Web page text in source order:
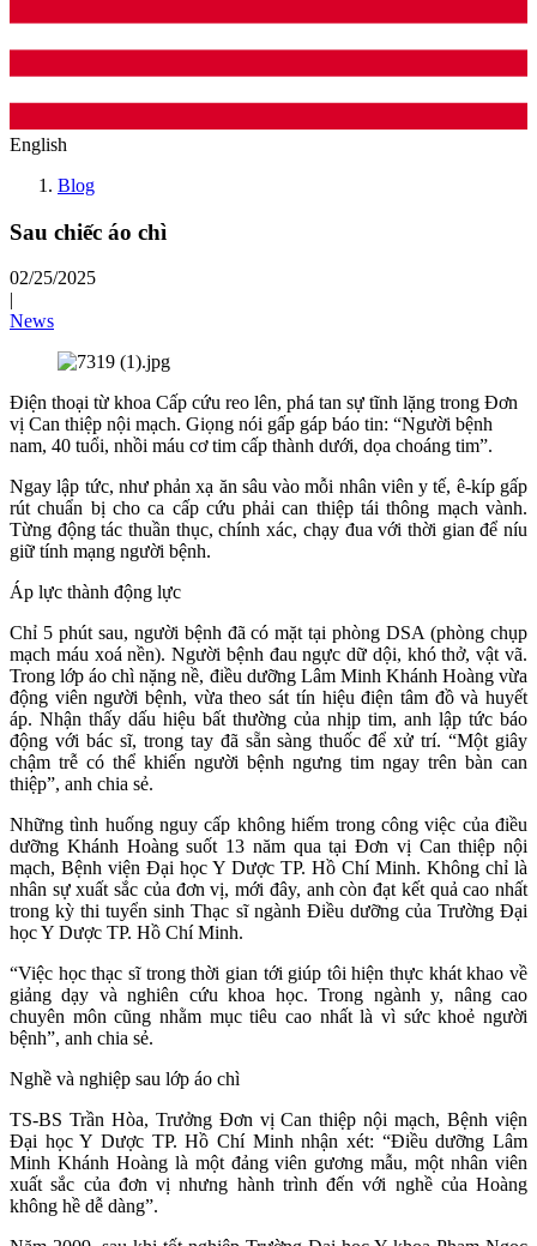
English
Blog
Sau chiếc áo chì
02/25/2025
|
News
Điện thoại từ khoa Cấp cứu reo lên, phá tan sự tĩnh lặng trong Đơn
vị Can thiệp nội mạch. Giọng nói gấp gáp báo tin: “Người bệnh
nam, 40 tuổi, nhồi máu cơ tim cấp thành dưới, dọa choáng tim”.
Ngay lập tức, như phản xạ ăn sâu vào mỗi nhân viên y tế, ê-kíp gấp
rút chuẩn bị cho ca cấp cứu phải can thiệp tái thông mạch vành.
Từng động tác thuần thục, chính xác, chạy đua với thời gian để níu
giữ tính mạng người bệnh.
Áp lực thành động lực
Chỉ 5 phút sau, người bệnh đã có mặt tại phòng DSA (phòng chụp
mạch máu xoá nền). Người bệnh đau ngực dữ dội, khó thở, vật vã.
Trong lớp áo chì nặng nề, điều dưỡng Lâm Minh Khánh Hoàng vừa
động viên người bệnh, vừa theo sát tín hiệu điện tâm đồ và huyết
áp. Nhận thấy dấu hiệu bất thường của nhịp tim, anh lập tức báo
động với bác sĩ, trong tay đã sẵn sàng thuốc để xử trí. “Một giây
chậm trễ có thể khiến người bệnh ngưng tim ngay trên bàn can
thiệp”, anh chia sẻ.
Những tình huống nguy cấp không hiếm trong công việc của điều
dưỡng Khánh Hoàng suốt 13 năm qua tại Đơn vị Can thiệp nội
mạch, Bệnh viện Đại học Y Dược TP. Hồ Chí Minh. Không chỉ là
nhân sự xuất sắc của đơn vị, mới đây, anh còn đạt kết quả cao nhất
trong kỳ thi tuyển sinh Thạc sĩ ngành Điều dưỡng của Trường Đại
học Y Dược TP. Hồ Chí Minh.
“Việc học thạc sĩ trong thời gian tới giúp tôi hiện thực khát khao về
giảng dạy và nghiên cứu khoa học. Trong ngành y, nâng cao
chuyên môn cũng nhằm mục tiêu cao nhất là vì sức khoẻ người
bệnh”, anh chia sẻ.
Nghề và nghiệp sau lớp áo chì
TS-BS Trần Hòa, Trưởng Đơn vị Can thiệp nội mạch, Bệnh viện
Đại học Y Dược TP. Hồ Chí Minh nhận xét: “Điều dưỡng Lâm
Minh Khánh Hoàng là một đảng viên gương mẫu, một nhân viên
xuất sắc của đơn vị nhưng hành trình đến với nghề của Hoàng
không hề dễ dàng”.